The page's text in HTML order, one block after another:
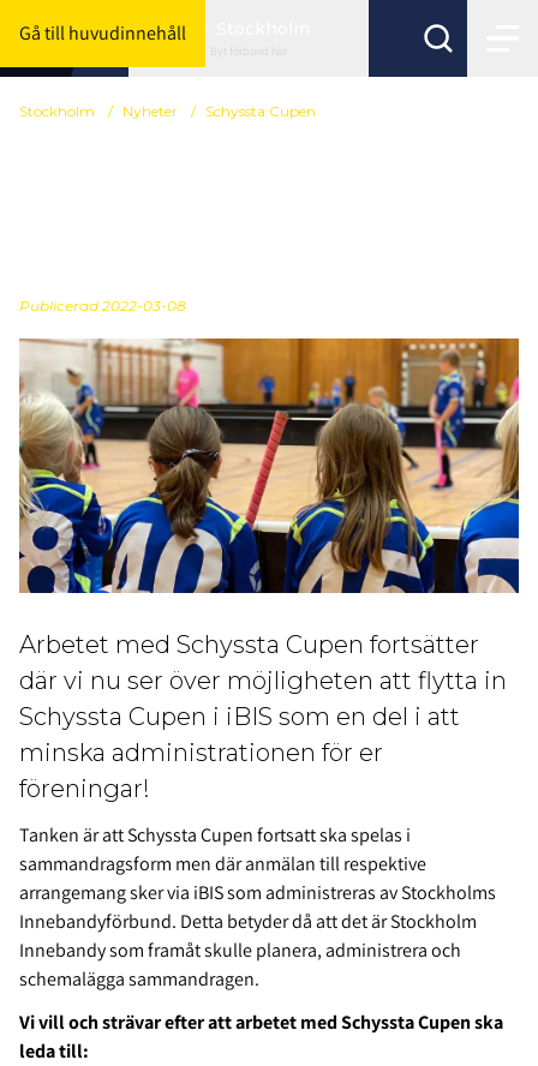
Gå till huvudinnehåll
Byt förbund här
Stockholm / Nyheter / Schyssta Cupen
Publicerad 2022-03-08
Arbetet med Schyssta Cupen fortsätter
där vi nu ser över möjligheten att flytta in
Schyssta Cupen i iBIS som en del i att
minska administrationen för er
föreningar!
Tanken är att Schyssta Cupen fortsatt ska spelas i
sammandragsform men där anmälan till respektive
arrangemang sker via iBIS som administreras av Stockholms
Innebandyförbund. Detta betyder då att det är Stockholm
Innebandy som framåt skulle planera, administrera och
schemalägga sammandragen.
Vi vill och strävar efter att arbetet med Schyssta Cupen ska
leda till: